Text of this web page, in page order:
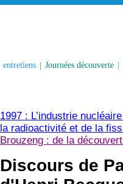
entretiens | Journées découverte
1997 : L’industrie
la radioactivité et de la
Brouzeng : de la
Discours de